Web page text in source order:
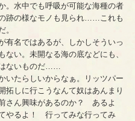
。水中でも呼吸が可能な海種の者
跡の様なモノも見られ……これも
。
名ではあるが、しかしそういっ
い。未開なる海の底などにも、
ないものだ……
いたらしいからなぁ。リッツパー
拓しに行こうなんて奴はあんまり
さん興味があるのか？ あるよ
やるよ！ 行ってみな行ってみ